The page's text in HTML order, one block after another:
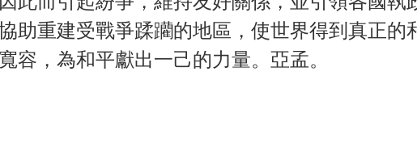
助重建受戰爭蹂躪的地區，使世界得到真正
容，為和平獻出一己的力量。亞孟。